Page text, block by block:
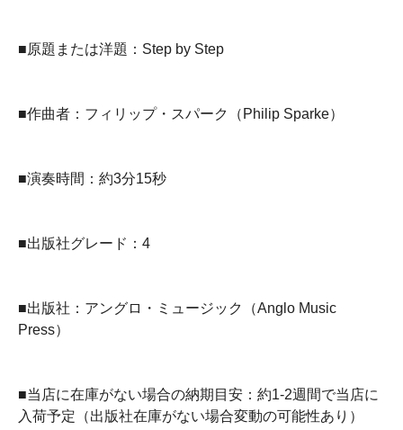
■原題または洋題：Step by Step
■作曲者：フィリップ・スパーク（Philip Sparke）
■演奏時間：約3分15秒
■出版社グレード：4
■出版社：アングロ・ミュージック（Anglo Music
Press）
■当店に在庫がない場合の納期目安：約1-2週間で当店に
入荷予定（出版社在庫がない場合変動の可能性あり）